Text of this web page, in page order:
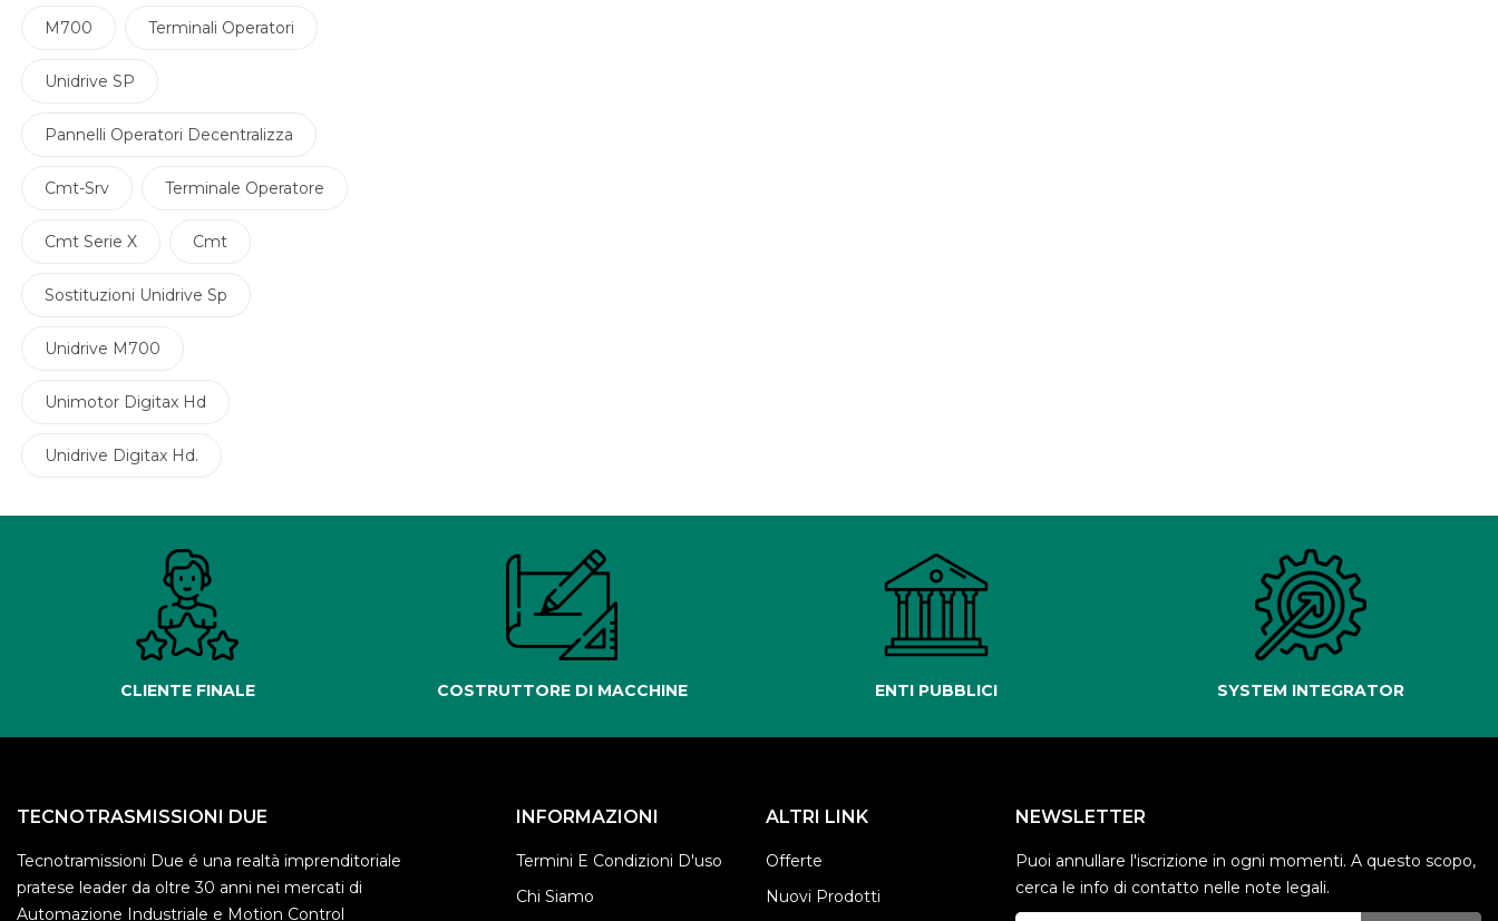
M700 Terminali Operatori
Unidrive SP
Pannelli Operatori Decentralizza
Cmt-Srv Terminale Operatore
Cmt Serie X Cmt
Sostituzioni Unidrive Sp
Unidrive M700
Unimotor Digitax Hd
Unidrive Digitax Hd.
CLIENTE FINALE COSTRUTTORE DI MACCHINE ENTI PUBBLICI SYSTEM INTEGRATOR
TECNOTRASMISSIONI DUE
Tecnotramissioni Due é una realtà imprenditoriale
pratese leader da oltre 30 anni nei mercati di
Automazione Industriale e Motion Control
INFORMAZIONI
Termini E Condizioni D'uso
Chi Siamo
ALTRI LINK
Offerte
Nuovi Prodotti
NEWSLETTER
Puoi annullare l'iscrizione in ogni momenti. A questo scopo,
cerca le info di contatto nelle note legali.